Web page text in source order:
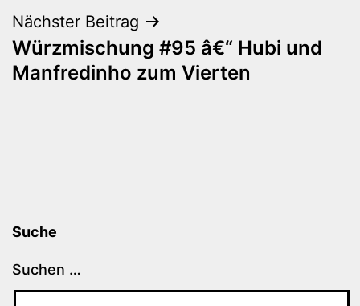
Nächster Beitrag
Würzmischung #95 â€“ Hubi und
Manfredinho zum Vierten
Suche
Suchen …